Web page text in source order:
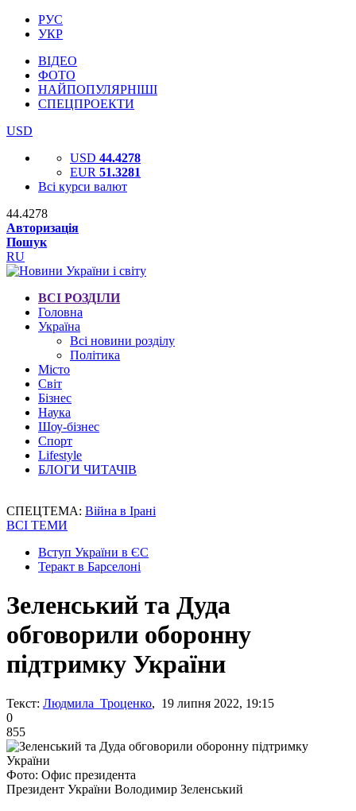
РУС
УКР
ВІДЕО
ФОТО
НАЙПОПУЛЯРНІШІ
СПЕЦПРОЕКТИ
USD
USD 44.4278
EUR 51.3281
Всі курси валют
44.4278
Авторизація
Пошук
RU
ВСІ РОЗДІЛИ
Головна
Україна
Всі новини розділу
Політика
Місто
Світ
Бізнес
Наука
Шоу-бізнес
Спорт
Lifestyle
БЛОГИ ЧИТАЧІВ
СПЕЦТЕМА: Війна в Ірані
ВСІ ТЕМИ
Вступ України в ЄС
Теракт в Барселоні
Зеленський та Дуда
обговорили оборонну
підтримку України
Текст: Людмила Троценко, 19 липня 2022, 19:15
0
855
Фото: Офис президента
Президент України Володимир Зеленський